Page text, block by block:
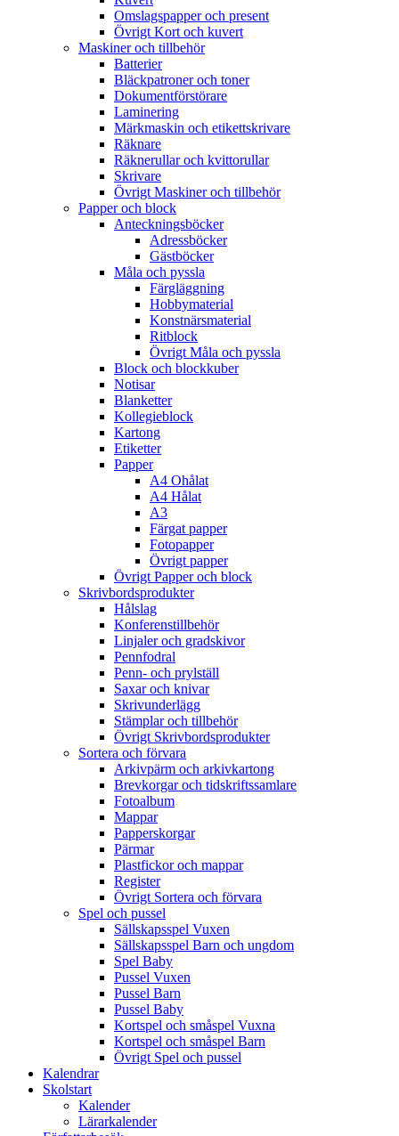
Omslagspapper och present
Övrigt Kort och kuvert
Maskiner och tillbehör
Batterier
Bläckpatroner och toner
Dokumentförstörare
Laminering
Märkmaskin och etikettskrivare
Räknare
Räknerullar och kvittorullar
Skrivare
Övrigt Maskiner och tillbehör
Papper och block
Anteckningsböcker
Adressböcker
Gästböcker
Måla och pyssla
Färgläggning
Hobbymaterial
Konstnärsmaterial
Ritblock
Övrigt Måla och pyssla
Block och blockkuber
Notisar
Blanketter
Kollegieblock
Kartong
Etiketter
Papper
A4 Ohålat
A4 Hålat
A3
Färgat papper
Fotopapper
Övrigt papper
Övrigt Papper och block
Skrivbordsprodukter
Hålslag
Konferenstillbehör
Linjaler och gradskivor
Pennfodral
Penn- och prylställ
Saxar och knivar
Skrivunderlägg
Stämplar och tillbehör
Övrigt Skrivbordsprodukter
Sortera och förvara
Arkivpärm och arkivkartong
Brevkorgar och tidskriftssamlare
Fotoalbum
Mappar
Papperskorgar
Pärmar
Plastfickor och mappar
Register
Övrigt Sortera och förvara
Spel och pussel
Sällskapsspel Vuxen
Sällskapsspel Barn och ungdom
Spel Baby
Pussel Vuxen
Pussel Barn
Pussel Baby
Kortspel och småspel Vuxna
Kortspel och småspel Barn
Övrigt Spel och pussel
Kalendrar
Skolstart
Kalender
Lärarkalender